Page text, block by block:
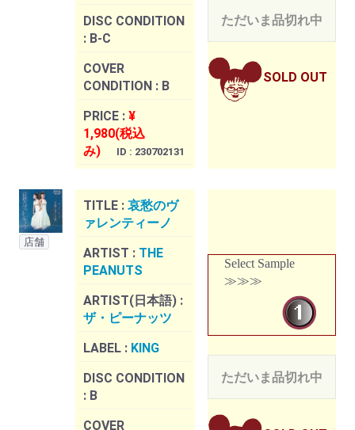
DISC CONDITION
: B-C
COVER
CONDITION : B
PRICE : ¥
1,980(税込
み)
ID : 230702131
ただいま品切れ中
SOLD OUT
店舗
TITLE : 哀愁のヴ
ァレンティーノ
ARTIST : THE
PEANUTS
ARTIST(日本語) :
ザ・ピーナッツ
LABEL : KING
DISC CONDITION
: B
COVER
Select Sample
≫≫≫
ただいま品切れ中